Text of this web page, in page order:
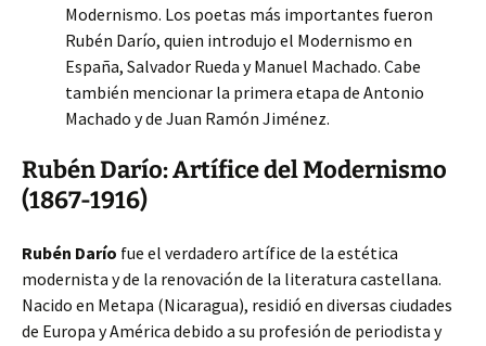
Modernismo. Los poetas más importantes fueron
Rubén Darío, quien introdujo el Modernismo en
España, Salvador Rueda y Manuel Machado. Cabe
también mencionar la primera etapa de Antonio
Machado y de Juan Ramón Jiménez.
Rubén Darío: Artífice del Modernismo
(1867-1916)
Rubén Darío fue el verdadero artífice de la estética
modernista y de la renovación de la literatura castellana.
Nacido en Metapa (Nicaragua), residió en diversas ciudades
de Europa y América debido a su profesión de periodista y